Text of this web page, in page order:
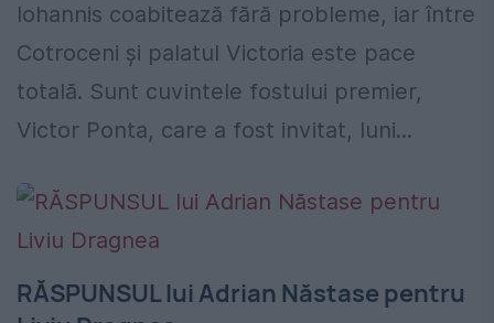
Iohannis coabitează fără probleme, iar între
Cotroceni și palatul Victoria este pace
totală. Sunt cuvintele fostului premier,
Victor Ponta, care a fost invitat, luni...
RĂSPUNSUL lui Adrian Năstase pentru